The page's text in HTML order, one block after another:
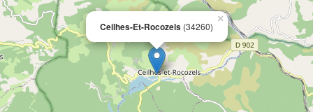
Ceilhes-Et-Rocozels (34260)
×